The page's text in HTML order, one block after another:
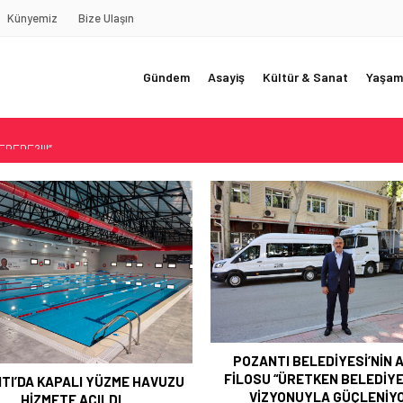
Künyemiz Bize Ulaşın
Gündem Asayiş Kültür & Sanat Yaşam
Yaylası
Tasarımın Öncüsü GZR Ajans
BELEDİYESİ’NİN ARAÇ
“ÜRETKEN BELEDİYECİLİK”
GÜÇLENİYOR
POZANTI BELEDİYESİ’NDE
MİNE KOCAMAZ HÜZNÜ